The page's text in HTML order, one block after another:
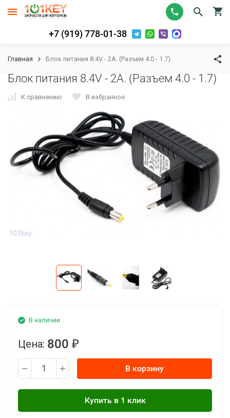
+7 (919) 778-01-38
Главная Блок питания 8.4V - 2A. (Разъем 4.0 - 1.7)
Блок питания 8.4V - 2A. (Разъем 4.0 - 1.7)
К сравнению В избранное
В наличии
Цена: 800 ₽
В корзину